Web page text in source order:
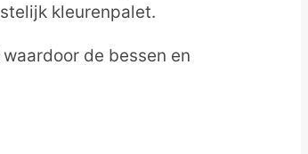
kleurenpalet.
de bessen en